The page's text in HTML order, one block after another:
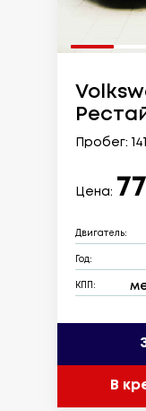
Пробег:
Цена:
Двигатель:
Год:
КПП:
В